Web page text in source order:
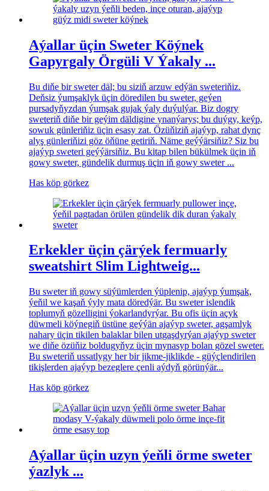
Aýallar üçin Sweter Köýnek
Gapyrgaly Örgüli V Ýakaly ...
Bu diňe bir sweter däl; bu siziň arzuw edýän sweteriňiz.
Deňsiz ýumşaklyk üçin döredilen bu sweter, geýen
pursadyňyzdan ýumşak gujak ýaly duýulýar. Biz dogry
sweteriň diňe bir geýim däldigine ynanýarys; bu duýgy, keýp,
sowuk günleriňiz üçin esasy zat. Özüňiziň ajaýyp, rahat dynç
alyş günleriňizi göz öňüne getiriň. Näme geýýärsiňiz? Siz bu
ajaýyp sweteri geýýärsiňiz. Bu kitap bilen bükülmek üçin iň
gowy sweter, gündelik durmuş üçin iň gowy sweter ...
Has köp görkez
Erkekler üçin çärýek fermuarly
sweatshirt Slim Lightweig...
Bu sweter iň gowy süýümlerden ýüplenip, ajaýyp ýumşak,
ýeňil we kaşaň ýyly mata döredýär. Bu sweter islendik
toplumyň gözelligini ýokarlandyrýar. Bu ofis üçin açyk
düwmeli köýnegiň üstüne geýýän ajaýyp sweter, agşamlyk
nahary üçin tikilen balaklar bilen utgaşdyrýan ajaýyp sweter
we diňe özüňiz boldugyňyz üçin mynasyp bolan gözel sweter.
Bu sweteriň ussatlygy her bir jikme-jiklikde - güýçlendirilen
tikişlerden ajaýyp bezeglere çenli aýdyň görünýär...
Has köp görkez
Aýallar üçin uzyn ýeňli örme sweter
ýazlyk ...